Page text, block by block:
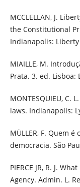
MCCLELLAN, J.
the Constitutional
Indianapolis: Liberty
MIAILLE, M.
Prata. 3. ed. Lisboa:
MONTESQUIEU, C.
laws. Indianapolis:
MÜLLER, F. Quem
democracia. São
PIERCE JR, R. J.
Agency. Admin. L.